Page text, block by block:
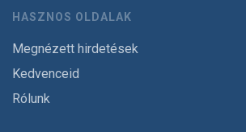
HASZNOS OLDALAK
Megnézett hirdetések
Kedvenceid
Rólunk